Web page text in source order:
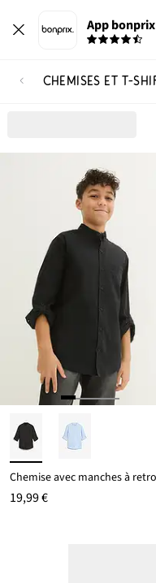
App bonprix
19,99 €